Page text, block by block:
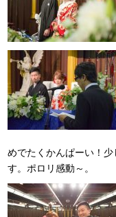
めでたくかんぱーい！
す。ポロリ感動～。